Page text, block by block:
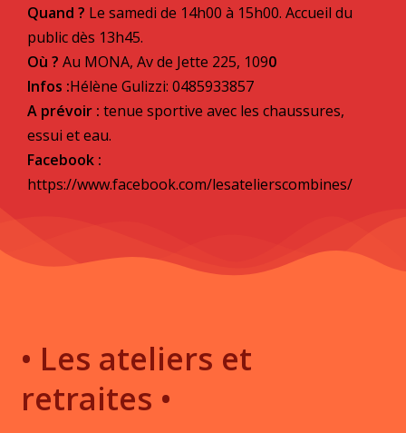
Quand ? Le samedi de 14h00 à 15h00. Accueil du
public dès 13h45.
Où ?Au MONA, Av de Jette 225, 1090
Infos :Hélène Gulizzi: 0485933857
A prévoir :tenue sportive avec les chaussures,
essui et eau.
Facebook :
https://www.facebook.com/lesatelierscombines/
• Les ateliers et
retraites •